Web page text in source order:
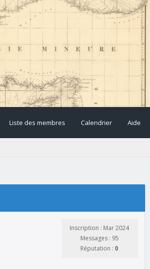
Liste des membres Calendrier Aide
Inscription : Mar 2024
Messages : 95
Réputation : 0